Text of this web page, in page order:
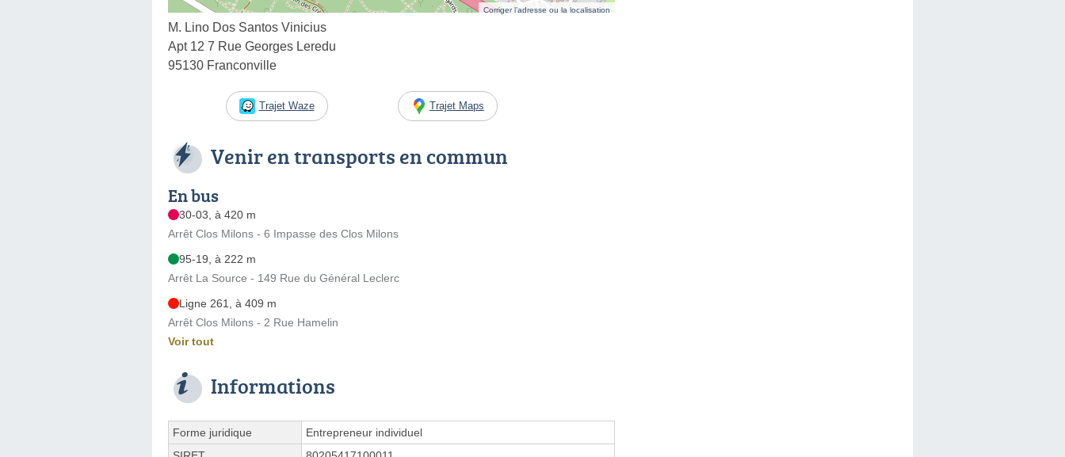
Corriger l’adresse ou la localisation
M. Lino Dos Santos Vinicius
Apt 12 7 Rue Georges Leredu
95130 Franconville
Trajet Waze Trajet Maps
Venir en transports en commun
En bus
30-03, à 420 m
Arrêt Clos Milons - 6 Impasse des Clos Milons
95-19, à 222 m
Arrêt La Source - 149 Rue du Général Leclerc
Ligne 261, à 409 m
Arrêt Clos Milons - 2 Rue Hamelin
Voir tout
Informations
Forme juridique
Entrepreneur individuel